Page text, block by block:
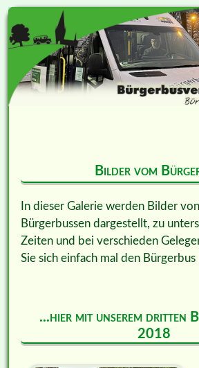
Bilder vom
In dieser Galerie werden Bilder
Bürgerbussen dargestellt, zu
Zeiten und bei verschieden
Sie sich einfach mal den Bürgerbus
...hier mit unserem dritten
2018